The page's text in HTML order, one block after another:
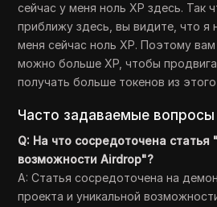
сейчас у меня ноль XP здесь. Так
приближу здесь, вы видите, что я
меня сейчас ноль XP. Поэтому
можно больше XP, чтобы
получать больше токенов из
Часто задаваемые вопросы
Q: На что сосредоточена статья
возможности Airdrop"?
A: Статья сосредоточена на
проекта и уникальной